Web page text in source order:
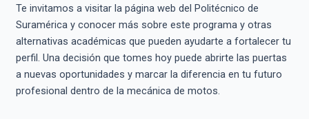
Te invitamos a visitar la página web del Politécnico de
Suramérica y conocer más sobre este programa y otras
alternativas académicas que pueden ayudarte a fortalecer tu
perfil. Una decisión que tomes hoy puede abrirte las puertas
a nuevas oportunidades y marcar la diferencia en tu futuro
profesional dentro de la mecánica de motos.